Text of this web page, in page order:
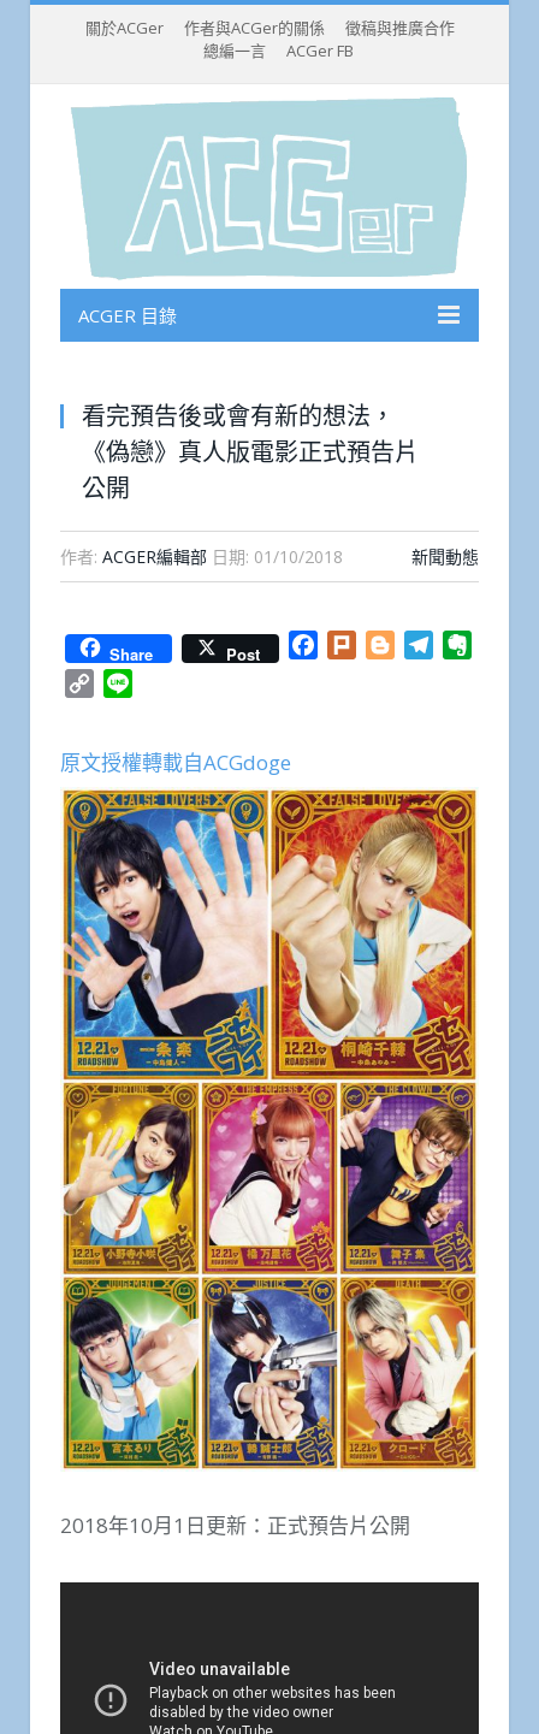
關於ACGer 作者與ACGer的關係
徵稿與推廣合作
總編一言
ACGer FB
ACGER 目錄
看完預告後或會有新的想法，
《偽戀》真人版電影正式預告片
公開
作者: ACGER編輯部 日期: 01/10/2018 新聞動態
Share Post Facebook
Plurk BloggerTelegram
Copy
原文授權轉載自ACGdoge
2018年10月1日更新：正式預告片公開